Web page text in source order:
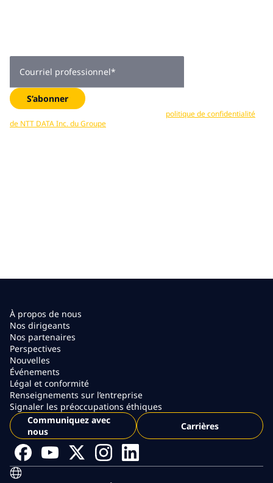
Courriel professionnel*
S’abonner
politique de confidentialité
de NTT DATA Inc. du Groupe
À propos de nous
Nos dirigeants
Nos partenaires
Perspectives
Nouvelles
Événements
Légal et conformité
Renseignements sur l’entreprise
Signaler les préoccupations éthiques
Communiquez avec
nous
Carrières